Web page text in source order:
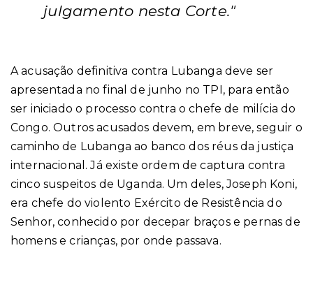
julgamento nesta Corte."
A acusação definitiva contra Lubanga deve ser
apresentada no final de junho no TPI, para então
ser iniciado o processo contra o chefe de milícia do
Congo.Outros acusados devem, em breve, seguir o
caminho de Lubanga ao banco dos réus da justiça
internacional. Já existe ordem de captura contra
cinco suspeitos de Uganda. Um deles, Joseph Koni,
era chefe do violento Exército de Resistência do
Senhor, conhecido por decepar braços e pernas de
homens e crianças, por onde passava.